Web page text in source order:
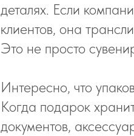
деталях. Если
клиентов, она
Это не просто
Интересно, что
Когда подарок
документов,